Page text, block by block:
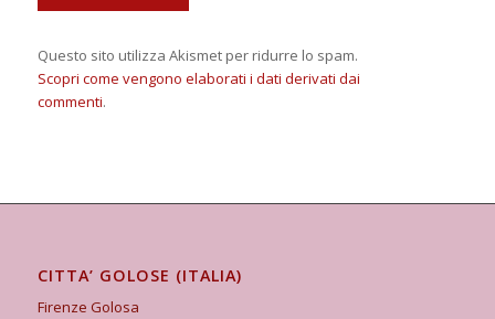
Questo sito utilizza Akismet per ridurre lo spam.
Scopri come vengono elaborati i dati derivati dai
commenti.
CITTA’ GOLOSE (ITALIA)
Firenze Golosa